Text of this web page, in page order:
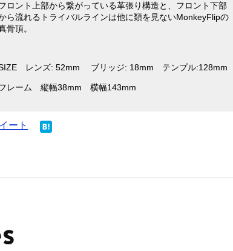
ロント上部から繋がっている革張り構造と、フロント下部
ら流れるトライバルラインは他に類を見ないMonkeyFlipの
骨頂。
レンズ: 52mm ブリッジ: 18mm テンプル:128mm
レーム 縦幅38mm 横幅143mm
ート